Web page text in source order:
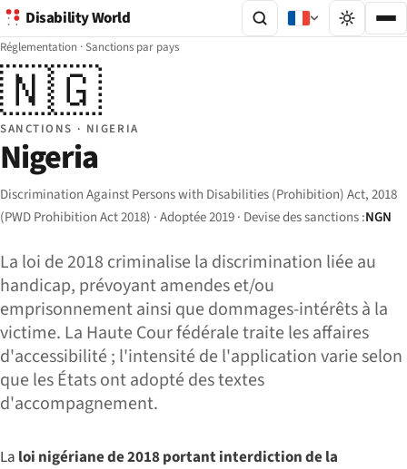
Disability World
Réglementation ·Sanctions par pays
🇳🇬
SANCTIONS · NIGERIA
Nigeria
Discrimination Against Persons with Disabilities (Prohibition) Act, 2018
(PWD Prohibition Act 2018) · Adoptée 2019 · Devise des sanctions :NGN
La loi de 2018 criminalise la discrimination liée au
handicap, prévoyant amendes et/ou
emprisonnement ainsi que dommages-intérêts à la
victime. La Haute Cour fédérale traite les affaires
d'accessibilité ; l'intensité de l'application varie selon
que les États ont adopté des textes
d'accompagnement.
La loi nigériane de 2018 portant interdiction de la